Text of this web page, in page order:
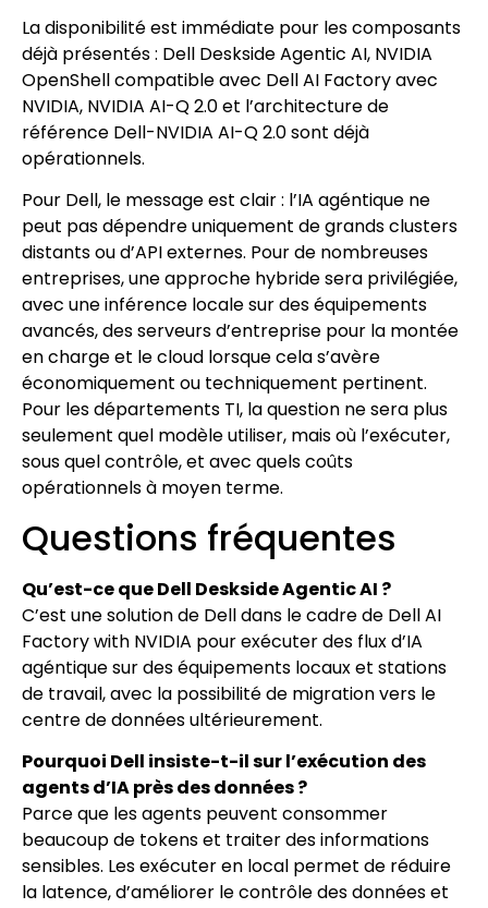
La disponibilité est immédiate pour les composants
déjà présentés : Dell Deskside Agentic AI, NVIDIA
OpenShell compatible avec Dell AI Factory avec
NVIDIA, NVIDIA AI-Q 2.0 et l’architecture de
référence Dell-NVIDIA AI-Q 2.0 sont déjà
opérationnels.
Pour Dell, le message est clair : l’IA agéntique ne
peut pas dépendre uniquement de grands clusters
distants ou d’API externes. Pour de nombreuses
entreprises, une approche hybride sera privilégiée,
avec une inférence locale sur des équipements
avancés, des serveurs d’entreprise pour la montée
en charge et le cloud lorsque cela s’avère
économiquement ou techniquement pertinent.
Pour les départements TI, la question ne sera plus
seulement quel modèle utiliser, mais où l’exécuter,
sous quel contrôle, et avec quels coûts
opérationnels à moyen terme.
Questions fréquentes
Qu’est-ce que Dell Deskside Agentic AI ?
C’est une solution de Dell dans le cadre de Dell AI
Factory with NVIDIA pour exécuter des flux d’IA
agéntique sur des équipements locaux et stations
de travail, avec la possibilité de migration vers le
centre de données ultérieurement.
Pourquoi Dell insiste-t-il sur l’exécution des
agents d’IA près des données ?
Parce que les agents peuvent consommer
beaucoup de tokens et traiter des informations
sensibles. Les exécuter en local permet de réduire
la latence, d’améliorer le contrôle des données et